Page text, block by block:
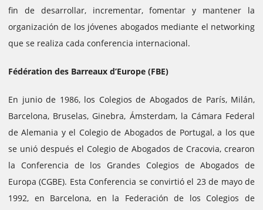
fin de desarrollar, incrementar, fomentar y mantener la
organización de los jóvenes abogados mediante el networking
que se realiza cada conferencia internacional.
Fédération des Barreaux d’Europe (FBE)
En junio de 1986, los Colegios de Abogados de París, Milán,
Barcelona, ​​Bruselas, Ginebra, Ámsterdam, la Cámara Federal
de Alemania y el Colegio de Abogados de Portugal, a los que
se unió después el Colegio de Abogados de Cracovia, crearon
la Conferencia de los Grandes Colegios de Abogados de
Europa (CGBE). Esta Conferencia se convirtió el 23 de mayo de
1992, en Barcelona, ​​en la Federación de los Colegios de